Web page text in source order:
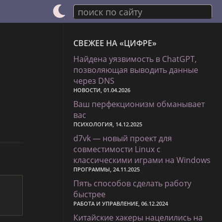
поиск по сайту
СВЕЖЕЕ НА «ЦИФРЕ»
Найдена уязвимость в ChatGPT,
позволяющая выводить данные
через DNS
НОВОСТИ, 01.04.2026
Ваш перфекционизм обманывает
вас
ПСИХОЛОГИЯ, 14.12.2025
d7vk — новый проект для
совместимости Linux с
классическими играми на Windows
ПРОГРАММЫ, 24.11.2025
Пять способов сделать работу
быстрее
РАБОТА И УПРАВЛЕНИЕ, 06.12.2024
Китайские хакеры нацелились на